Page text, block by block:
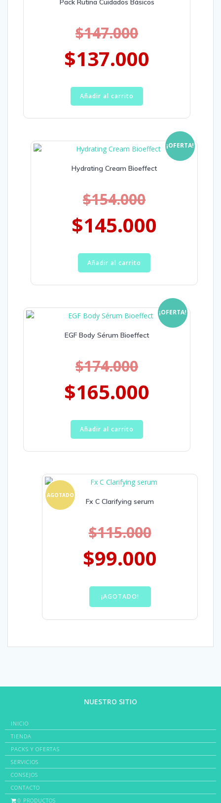
Pack Rutina Cuidados Básicos
$147.000
$137.000
Añadir al carrito
¡OFERTA!
Hydrating Cream Bioeffect
$154.000
$145.000
Añadir al carrito
¡OFERTA!
EGF Body Sérum Bioeffect
$174.000
$165.000
Añadir al carrito
AGOTADO
Fx C Clarifying serum
$115.000
$99.000
¡AGOTADO!
NUESTRO SITIO
INICIO
TIENDA
PACKS Y OFERTAS
SERVICIOS
CONSEJOS
CONTACTO
0 PRODUCTOS